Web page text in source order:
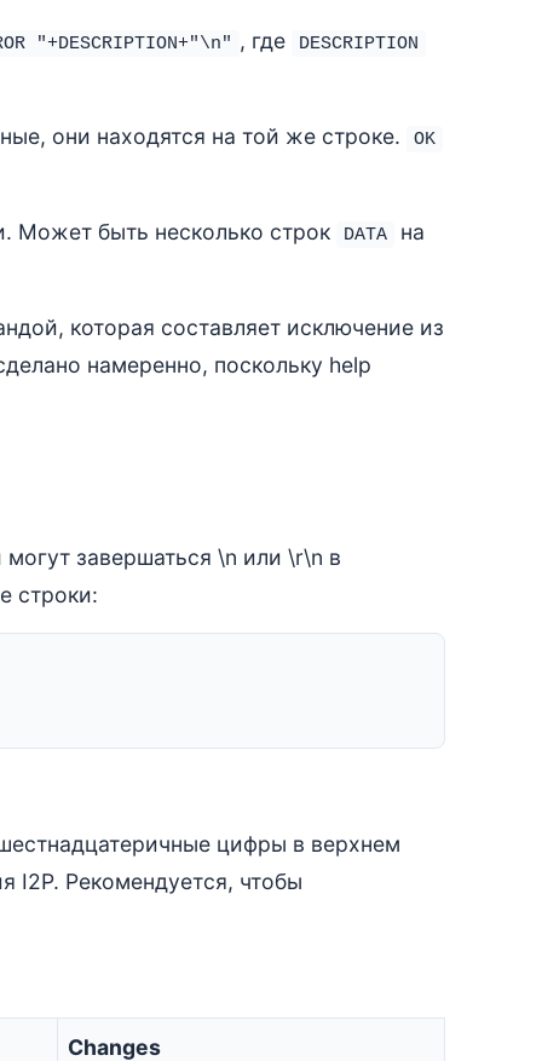
"+DESCRIPTION+"\n" , где DESCRIPTION
они находятся на той же строке. OK
Может быть несколько строк DATA
на
которая составляет исключение из
намеренно, поскольку help
завершаться \n или \r\n в
строки:
цифры в верхнем
I2P. Рекомендуется, чтобы
Changes